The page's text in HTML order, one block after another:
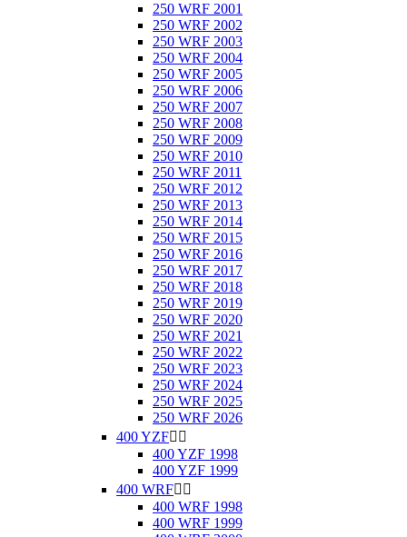
250 WRF 2001
250 WRF 2002
250 WRF 2003
250 WRF 2004
250 WRF 2005
250 WRF 2006
250 WRF 2007
250 WRF 2008
250 WRF 2009
250 WRF 2010
250 WRF 2011
250 WRF 2012
250 WRF 2013
250 WRF 2014
250 WRF 2015
250 WRF 2016
250 WRF 2017
250 WRF 2018
250 WRF 2019
250 WRF 2020
250 WRF 2021
250 WRF 2022
250 WRF 2023
250 WRF 2024
250 WRF 2025
250 WRF 2026
400 YZF 
400 YZF 1998
400 YZF 1999
400 WRF 
400 WRF 1998
400 WRF 1999